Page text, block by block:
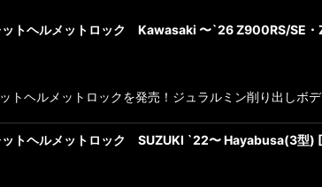
絞り込む
トヘルメットロック Kawasaki 〜`26 Z900RS/SE・
トヘルメットロックを発売！ジュラルミン削り出しボ
トヘルメットロック SUZUKI `22〜 Hayabusa(3型) [